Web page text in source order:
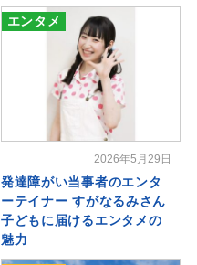
エンタメ
2026年5月29日
発達障がい当事者のエンタ
ーテイナー すがなるみさん
子どもに届けるエンタメの
魅力